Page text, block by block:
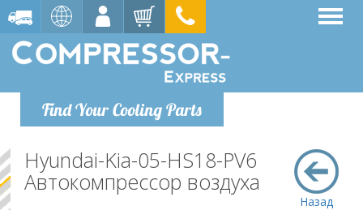
Find Your Cooling Parts
Назад
Hyundai-Kia-05-HS18-PV6
Автокомпрессор воздуха